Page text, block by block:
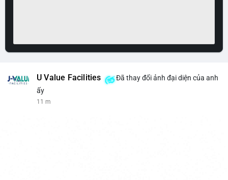
U Value Facilities
Đã thay đổi ảnh đại diện của anh
ấy
11 m